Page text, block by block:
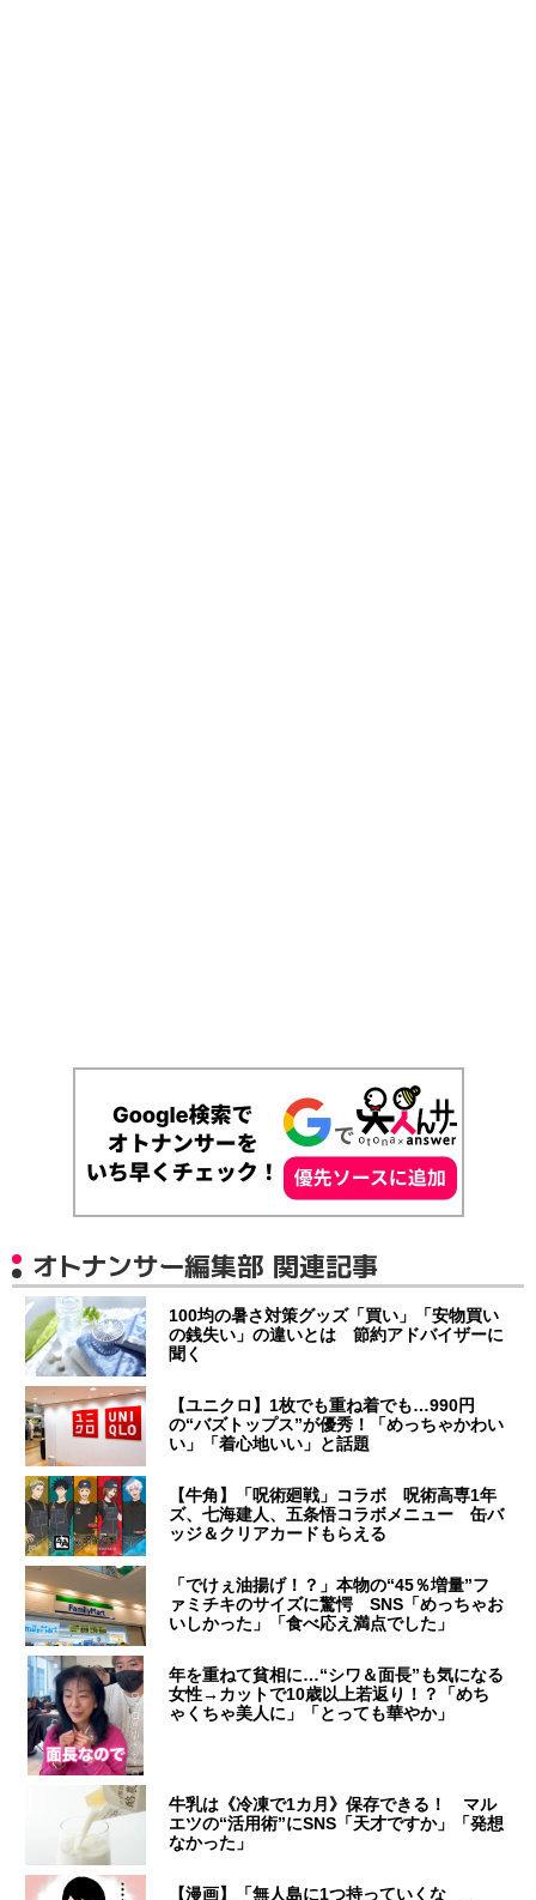
オトナンサー編集部 関連記事
100均の暑さ対策グッズ「買い」「安物買い
の銭失い」の違いとは 節約アドバイザーに
聞く
【ユニクロ】1枚でも重ね着でも…990円
の“バズトップス”が優秀！「めっちゃかわい
い」「着心地いい」と話題
【牛角】「呪術廻戦」コラボ 呪術高専1年
ズ、七海建人、五条悟コラボメニュー 缶バ
ッジ＆クリアカードもらえる
「でけぇ油揚げ！？」本物の“45％増量”フ
ァミチキのサイズに驚愕 SNS「めっちゃお
いしかった」「食べ応え満点でした」
年を重ねて貧相に…“シワ＆面長”も気になる
女性→カットで10歳以上若返り！？「めち
ゃくちゃ美人に」「とっても華やか」
牛乳は《冷凍で1カ月》保存できる！ マル
エツの“活用術”にSNS「天才ですか」「発想
なかった」
【漫画】「無人島に1つ持っていくな